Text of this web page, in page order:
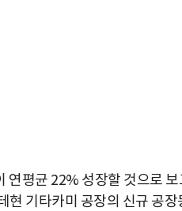
평균 22% 성장할 것으로
현 기타카미 공장의 신규 공